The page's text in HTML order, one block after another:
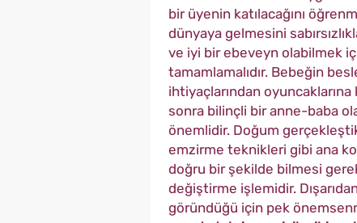
bir üyenin katılacağını
dünyaya gelmesini
ve iyi bir ebeveyn olabilmek
tamamlamalıdır. Bebeğin
ihtiyaçlarından
sonra bilinçli bir anne-baba
önemlidir. Doğum
emzirme teknikleri gibi ana
doğru bir şekilde bilmesi
değiştirme işlemidir.
göründüğü için pek